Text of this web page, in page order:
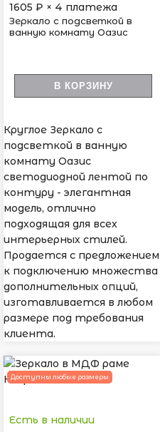
1605 ₽ × 4 платежа
Зеркало с подсветкой в
ванную комнату Оазис
В КОРЗИНУ
Круглое Зеркало с
подсветкой в ванную
комнату Оазис
светодиодной лентой по
контуру - элегантная
модель, отлично
подходящая для всех
интерьерных стилей.
Продается с предложением
к подключению множества
дополнительных опций,
изготавливается в любом
размере под требования
клиента.
Доступны любые размеры
Есть в наличии